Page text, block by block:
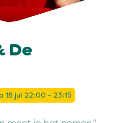
De
18 jul 22:00 - 23:15